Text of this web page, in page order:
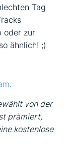
Tag
oder zur
ähnlich! ;)
.
von der
prämiert,
kostenlose